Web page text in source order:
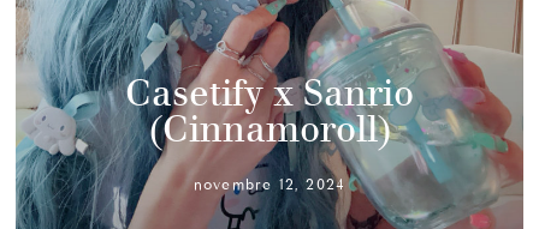
Casetify x Sanrio
(Cinnamoroll)
novembre 12, 2024